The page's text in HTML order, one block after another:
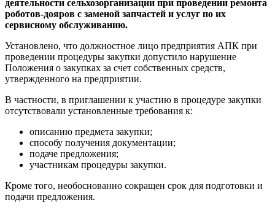
деятельности сельхозорганизации при проведении ремонта
роботов-дояров c заменой запчастей и услуг по их
сервисному обслуживанию.
Установлено, что должностное лицо предприятия АПК при
проведении процедуры закупки допустило нарушение
Положения о закупках за счет собственных средств,
утвержденного на предприятии.
В частности, в приглашении к участию в процедуре закупки
отсутствовали установленные требования к:
описанию предмета закупки;
способу получения документации;
подаче предложения;
участникам процедуры закупки.
Кроме того, необоснованно сокращен срок для подготовки и
подачи предложения.